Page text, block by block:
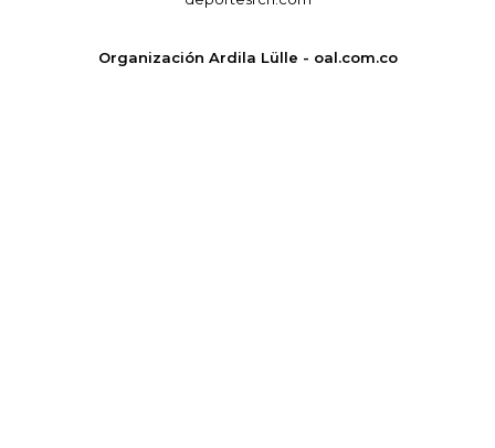
Organización Ardila Lülle - oal.com.co